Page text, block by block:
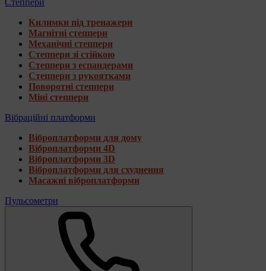
Степпери
Килимки під тренажери
Магнітні степпери
Механічні степпери
Степпери зі стійкою
Степпери з еспандерами
Степпери з рукоятками
Поворотні степпери
Міні степпери
Вібраційні платформи
Віброплатформи для дому
Віброплатформи 4D
Віброплатформи 3D
Віброплатформи для схуднення
Масажні віброплатформи
Пульсометри